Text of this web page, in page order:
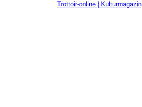
Trottoir-online | Kulturmagazin